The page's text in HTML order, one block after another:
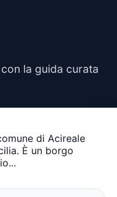
la guida curata
di Acireale
È un borgo